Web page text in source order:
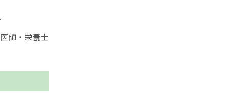
師・栄養士